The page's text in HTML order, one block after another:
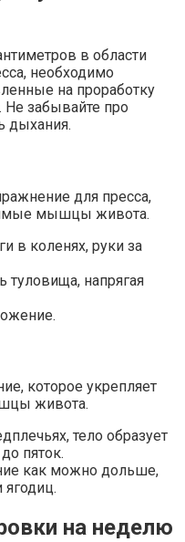
в области
необходимо
на проработку
забывайте про
дыхания.
для пресса,
мышцы живота.
в коленях, руки за
напрягая
которое укрепляет
живота.
тело образует
пяток.
как можно дольше,
на неделю